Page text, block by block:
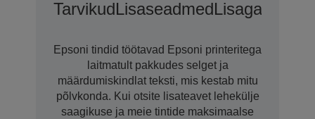
TarvikudLisaseadmedLisagarantii
Epsoni tindid töötavad Epsoni printeritega
laitmatult pakkudes selget ja
määrdumiskindlat teksti, mis kestab mitu
põlvkonda. Kui otsite lisateavet lehekülje
saagikuse ja meie tintide maksimaalse